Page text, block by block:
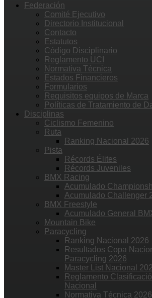
Federación
Comité Ejecutivo
Directorio Institucional
Contacto
Estatutos
Código Disciplinario
Reglamento UCI
Normativa Técnica
Estados Financieros
Formularios
Requisitos equipos de Marca
Políticas de Tratamiento de
Disciplinas
Ciclismo Femenino
Ruta
Ranking Nacional 2026
Pista
Récords Élites
Récords Juveniles
BMX Racing
Acumulado
Acumulado Challenger
BMX Freestyle
Acumulado General
Mountain Bike
Paracycling
Ranking Nacional 2026
Resultados Copa
Paracycling 2026
Master List Nacional
Reglamento
Nacional
Normativa Técnica 2026